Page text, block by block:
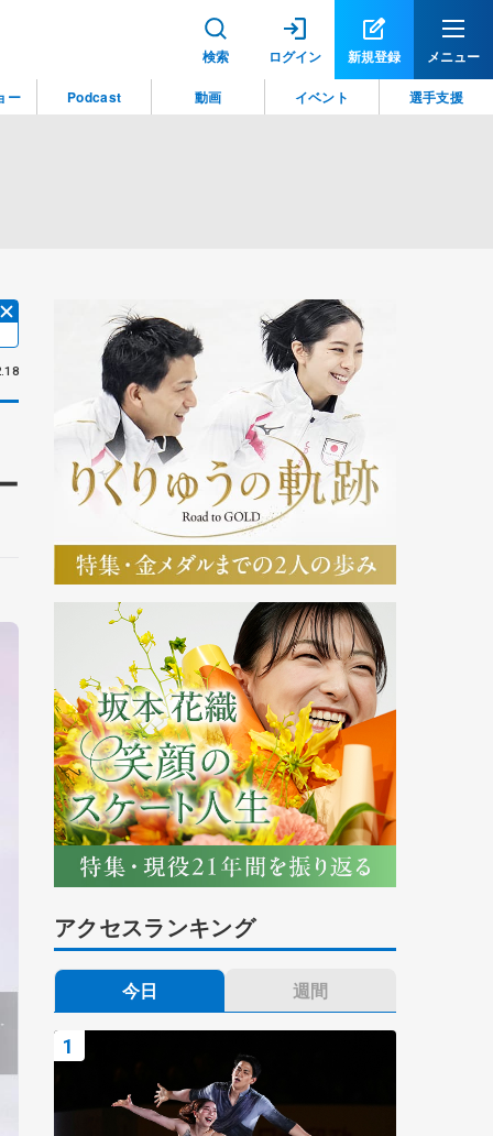
検索 ログイン 新規登録 メニュー
アクセスランキング
今日 週間
ー Podcast 動画 イベント 選手支援